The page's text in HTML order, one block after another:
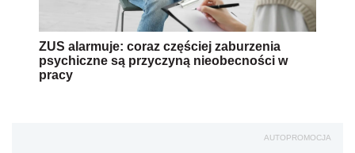
ZUS alarmuje: coraz częściej zaburzenia
psychiczne są przyczyną nieobecności w
pracy
AUTOPROMOCJA